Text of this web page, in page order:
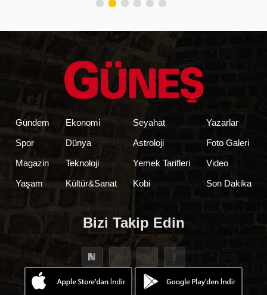
Gündem
Spor
Magazin
Yaşam
Ekonomi
Dünya
Teknoloji
Kültür&Sanat
Seyahat
Astroloji
Yemek Tarifleri
Kobi
Yazarlar
Foto Galeri
Video
Son Dakika
Bizi Takip Edin